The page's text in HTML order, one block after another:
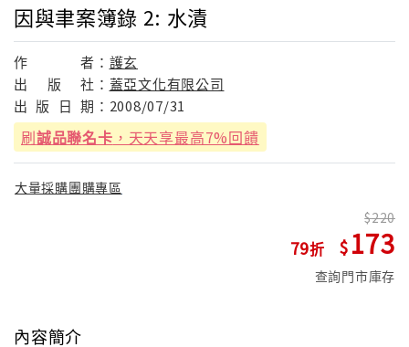
因與聿案簿錄 2: 水漬
作 者： 護玄
出
版 社： 蓋亞文化有限公司
出 版 日 期： 2008/07/31
刷誠品聯名卡 ，天天享最高7%回饋
大量採購團購專區
79
220
173
查詢門市庫存
內容簡介